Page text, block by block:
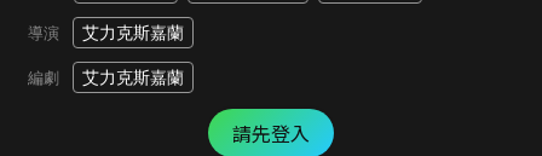
導演 艾力克斯嘉蘭
編劇 艾力克斯嘉蘭
請先登入